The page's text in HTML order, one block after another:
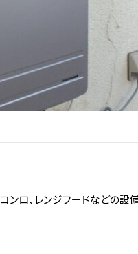
ンロ、レンジフードなどの設